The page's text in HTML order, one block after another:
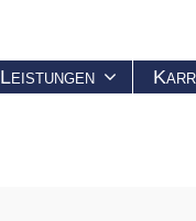
Leistungen